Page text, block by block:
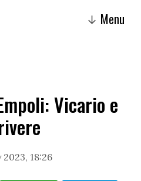
↓ Menu
Vicario e
18:26